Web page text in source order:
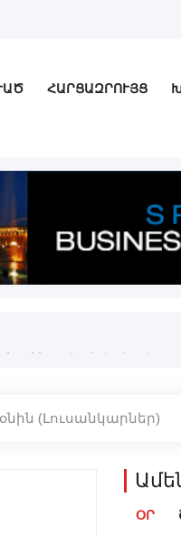
ՀԱՐՑԱԶՐՈՒՅՑ
(Լուսանկարներ)
ՕՐ